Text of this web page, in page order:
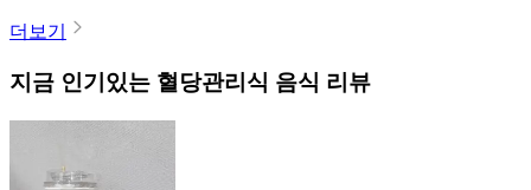
더보기
지금 인기있는 혈당관리식 음식 리뷰